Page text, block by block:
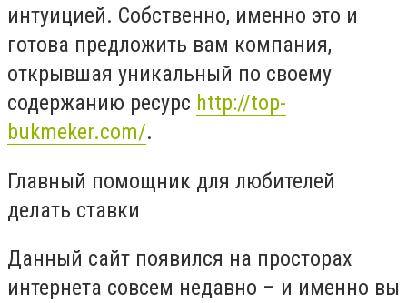
интуицией. Собственно, именно это и
готова предложить вам компания,
открывшая уникальный по своему
содержанию ресурс http://top-
bukmeker.com/.
Главный помощник для любителей
делать ставки
Данный сайт появился на просторах
интернета совсем недавно – и именно вы